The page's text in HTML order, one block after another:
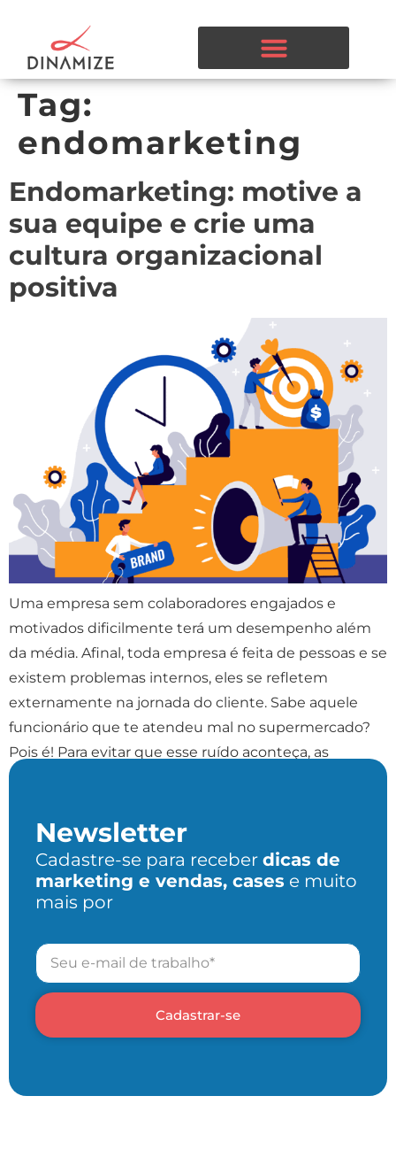
Tag:
endomarketing
Endomarketing: motive a
sua equipe e crie uma
cultura organizacional
positiva
Uma empresa sem colaboradores engajados e
motivados dificilmente terá um desempenho além
da média. Afinal, toda empresa é feita de pessoas e se
existem problemas internos, eles se refletem
externamente na jornada do cliente. Sabe aquele
funcionário que te atendeu mal no supermercado?
Pois é! Para evitar que esse ruído aconteça, as
empresas utilizam estratégias […]
Newsletter
Cadastre-se para receber dicas de
marketing e vendas, cases e muito
mais por
Cadastrar-se